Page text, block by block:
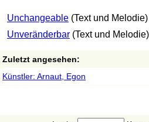
Unchangeable (Text und Melodie)
Unveränderbar (Text und Melodie)
Zuletzt angesehen:
Künstler: Arnaut, Egon